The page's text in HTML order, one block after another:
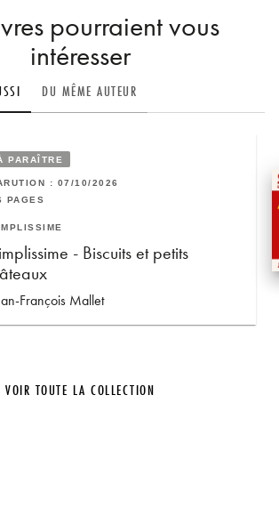
pourraient vous
intéresser
DU MÊME AUTEUR
PARAÎTRE
: 07/10/2026
PAGES
- Biscuits et petits
François Mallet
VOIR TOUTE LA COLLECTION